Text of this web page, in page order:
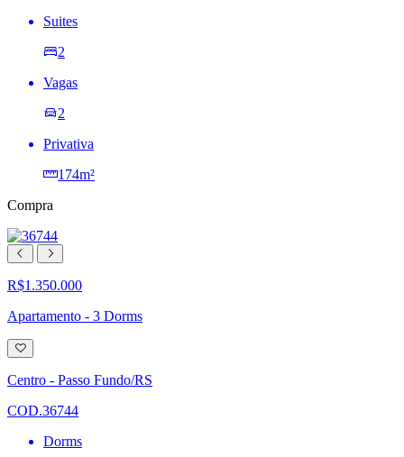
Suites
2
Vagas
2
Privativa
174m²
Compra
R$1.350.000
Apartamento - 3 Dorms
Adicionar
à
lista
de
Centro - Passo Fundo/RS
COD.36744
Dorms